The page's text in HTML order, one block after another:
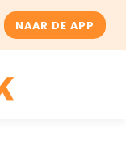
NAAR DE APP